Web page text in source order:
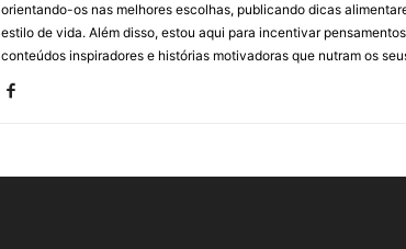
orientando-os nas melhores escolhas, publicando dicas
estilo de vida. Além disso, estou aqui para incentivar
conteúdos inspiradores e histórias motivadoras que nutram os